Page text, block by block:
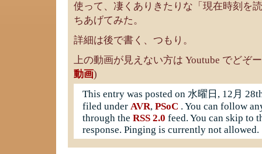
使って、凄くありきたりな「現在時刻を
ちあげてみた。
詳細は後で書く、つもり。
上の動画が見えない方は Youtube でどぞ
動画)
This entry was posted on 水曜日, 12月
filed under AVR, PSoC . You can follow
through the RSS 2.0 feed. You can skip to
response. Pinging is currently not allowed.